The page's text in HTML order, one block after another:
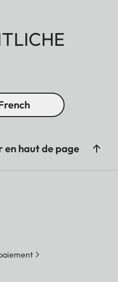
en haut de page